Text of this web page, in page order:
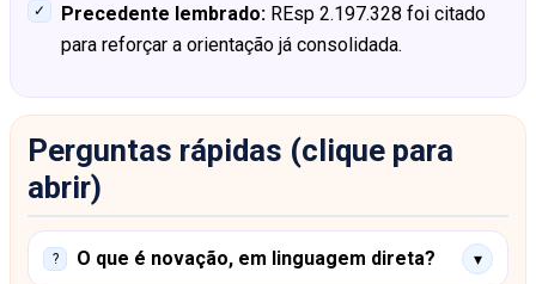
✓ Precedente lembrado: REsp 2.197.328 foi citado
para reforçar a orientação já consolidada.
Perguntas rápidas (clique para
abrir)
? O que é novação, em linguagem direta? ▾